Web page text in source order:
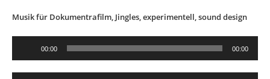
Musik für Dokumentrafilm, Jingles, experimentell, sound design
00:00 00:00